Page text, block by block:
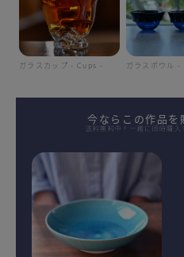
ガラスカップ - Cups - ガラスボウル
今ならこの作品を
送料無料中！一緒に同時購入